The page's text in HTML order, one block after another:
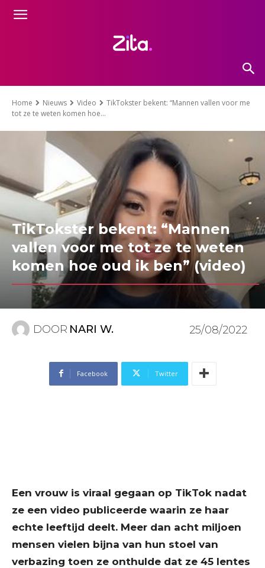
Home Nieuws Video
TikTokster bekent: “Mannen vallen voor me
tot ze te weten komen hoe...
TikTokster bekent: “Mannen
vallen voor me tot ze te weten
komen hoe oud ik ben” (video)
DOOR NARI W. 25/08/2022
Facebook Twitter
Een vrouw is viraal gegaan op TikTok nadat
ze een video publiceerde waarin ze haar
echte leeftijd deelt. Meer dan acht miljoen
mensen vielen bijna van hun stoel van
verbazing toen ze onthulde dat ze 45 lentes